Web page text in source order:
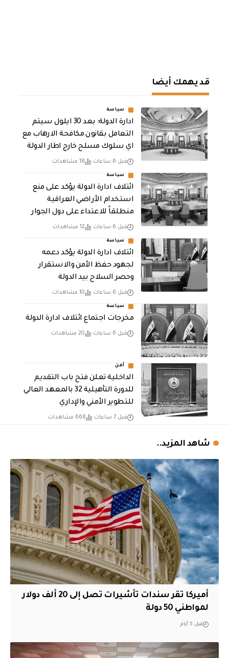
قد يهمك أيضا
سياسة
ادارة الدولة: بعد 30 ايلول سيتم
التعامل بقانون مكافحة الارهاب مع
اي سلوك مسلح خارج اطار الدولة
قبل 6 ساعات 18 مشاهدات
سياسة
ائتلاف ادارة الدولة يؤكد على منع
استخدام الأراضي العراقية
منطلقاً للاعتداء على دول الجوار
قبل 6 ساعات 12 مشاهدات
سياسة
ائتلاف ادارة الدولة يؤكد دعمه
لجهود حفظ الأمن والاستقرار
وحصر السلاح بيد الدولة
قبل 6 ساعات 10 مشاهدات
سياسة
مخرجات اجتماع ائتلاف ادارة الدولة
قبل 6 ساعات 20 مشاهدات
أمن
الداخلية تعلن فتح باب التقديم
للدورة التأهيلية 32 بالمعهد العالي
للتطوير الأمني والإداري
قبل 7 ساعات 668 مشاهدات
شاهد المزيد..
أميركا تقر سندات تأشيرات تصل إلى 20 ألف دولار
لمواطني 50 دولة
قبل 5 أيام